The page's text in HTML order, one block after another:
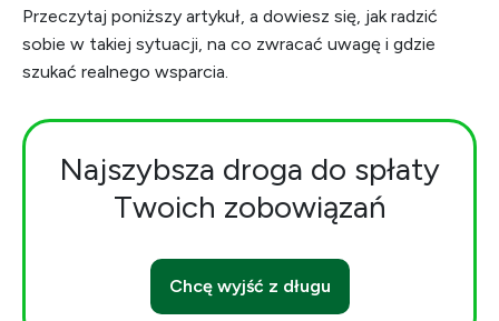
Przeczytaj poniższy artykuł, a dowiesz się, jak radzić
sobie w takiej sytuacji, na co zwracać uwagę i gdzie
szukać realnego wsparcia.
Najszybsza droga do spłaty
Twoich zobowiązań
Chcę wyjść z długu